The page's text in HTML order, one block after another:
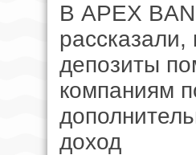
В APEX
рассказали,
депозиты
компаниям
доход